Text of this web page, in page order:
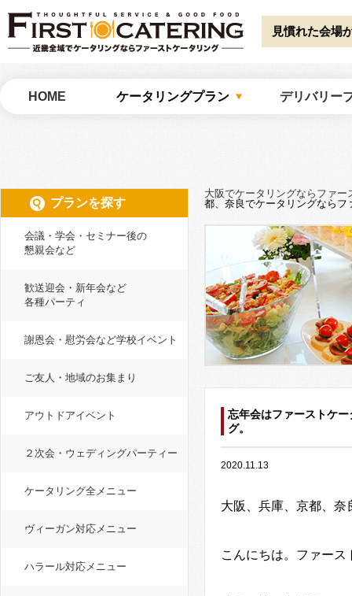
Warning : Undefined array key "HTTP_ACCEPT_LANGUAGE" in/home/
catering/common/meta.php on line51 見慣れた会場
HOME ケータリングプラン デリバリー
大阪でケータリングならファー
都、奈良でケータリングならフ
忘年会はファーストケ
グ。
2020.11.13
大阪、兵庫、京都、
こんにちは。ファー
プランを探す
会議・学会・セミナー後の
懇親会など
歓送迎会・新年会など
各種パーティ
謝恩会・慰労会など学校イベント
ご友人・地域のお集まり
アウトドアイベント
２次会・ウェディングパーティー
ケータリング全メニュー
ヴィーガン対応メニュー
ハラール対応メニュー